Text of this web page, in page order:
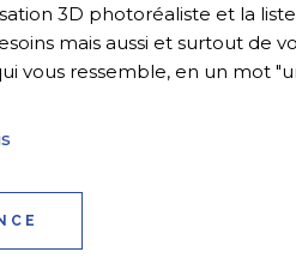
3D photoréaliste et la
mais aussi et surtout de
vous ressemble, en un mot